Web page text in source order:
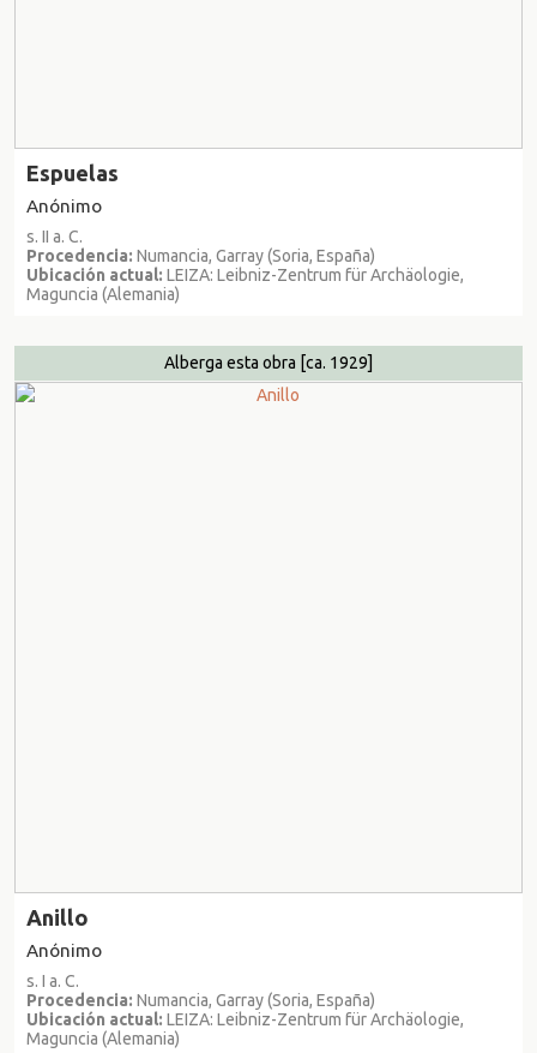
Espuelas
Anónimo
s. II a. C.
Procedencia: Numancia, Garray (Soria, España)
Ubicación actual: LEIZA: Leibniz-Zentrum für Archäologie,
Maguncia (Alemania)
Alberga esta obra [ca. 1929]
Anillo
Anónimo
s. I a. C.
Procedencia: Numancia, Garray (Soria, España)
Ubicación actual: LEIZA: Leibniz-Zentrum für Archäologie,
Maguncia (Alemania)